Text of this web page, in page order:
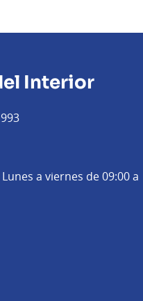
Interior
Lunes a viernes de 09:00 a